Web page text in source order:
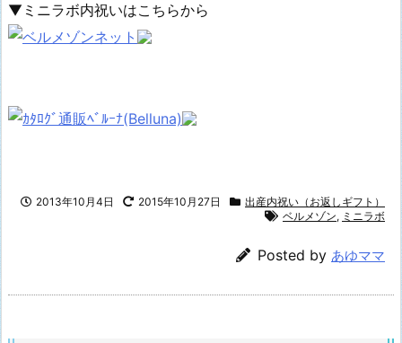
▼ミニラボ内祝いはこちらから
2013年10月4日 2015年10月27日
出産内祝い（お返しギフト）
ベルメゾン, ミニラボ
Posted by あゆママ